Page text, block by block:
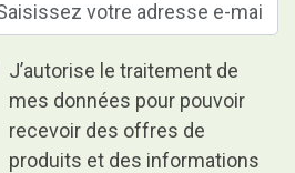
J’autorise le traitement de
mes données pour pouvoir
recevoir des offres de
produits et des informations